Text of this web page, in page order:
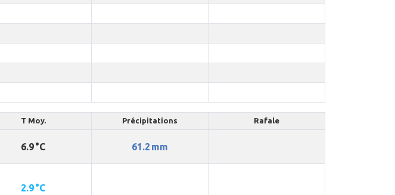
T Moy. Précipitations Rafale
6.9 °C 61.2 mm
2.9 °C